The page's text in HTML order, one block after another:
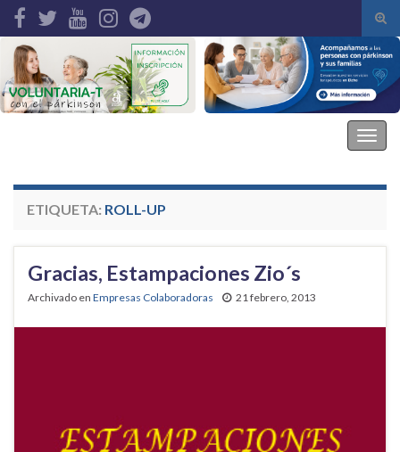
de
Search for:
ETIQUETA: ROLL-UP
Gracias, Estampaciones Zio´s
Archivado en Empresas Colaboradoras 21 febrero, 2013